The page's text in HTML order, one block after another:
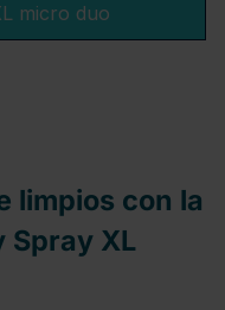
micro duo
limpios con la
Spray XL